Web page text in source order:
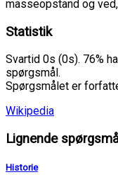
masseopstand og
Statistik
Svartid 0s (0s). 76%
spørgsmål.
Spørgsmålet er
Wikipedia
Lignende
Historie